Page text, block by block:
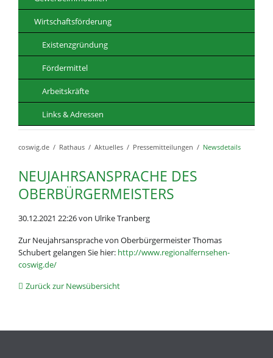
Wirtschaftsförderung
Existenzgründung
Fördermittel
Arbeitskräfte
Links & Adressen
coswig.de Rathaus Aktuelles Pressemitteilungen Newsdetails
NEUJAHRSANSPRACHE DES
OBERBÜRGERMEISTERS
30.12.2021 22:26von Ulrike Tranberg
Zur Neujahrsansprache von Oberbürgermeister Thomas
Schubert gelangen Sie hier: http://www.regionalfernsehen-
coswig.de/
Zurück zur Newsübersicht